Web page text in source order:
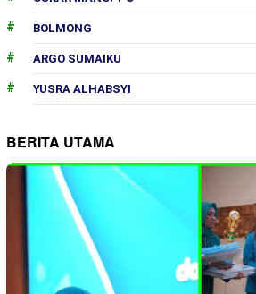
BOLMONG
ARGO SUMAIKU
YUSRA ALHABSYI
BERITA UTAMA